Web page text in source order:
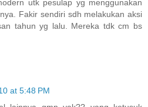
utk pesulap yg menggunakan
Fakir sendiri sdh melakukan aksi
tahun yg lalu. Mereka tdk cm bs
at 5:48 PM